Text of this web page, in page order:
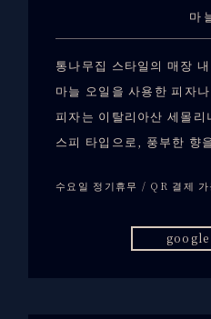
마
통나무집 스타일의 매장
마늘 오일을 사용한 피자
피자는 이탈리아산 세몰
스피 타입으로, 풍부한 향
수요일 정기휴무 / QR 결제 가